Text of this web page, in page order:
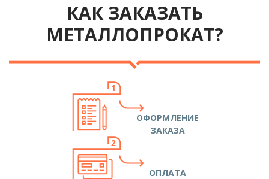
КАК ЗАКАЗАТЬ
МЕТАЛЛОПРОКАТ?
ОФОРМЛЕНИЕ
ЗАКАЗА
ОПЛАТА